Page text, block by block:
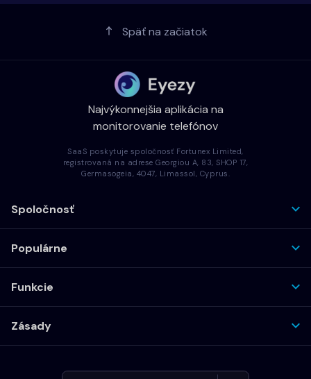
Späť na začiatok
Najvýkonnejšia aplikácia na
monitorovanie telefónov
SaaS poskytuje spoločnosť Fortunex Limited,
registrovaná na adrese Georgiou A, 83, SHOP 17,
Germasogeia, 4047, Limassol, Cyprus.
Spoločnosť
Populárne
Funkcie
Zásady